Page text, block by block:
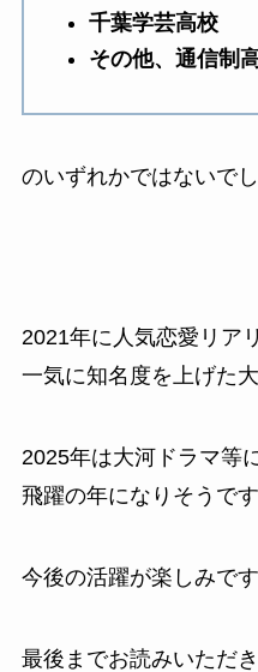
千葉学芸高校
その他、通信制
のいずれかではないでし
2021年に人気恋愛リア
一気に知名度を上げた
2025年は大河ドラマ等
飛躍の年になりそうです
今後の活躍が楽しみです
最後までお読みいただ